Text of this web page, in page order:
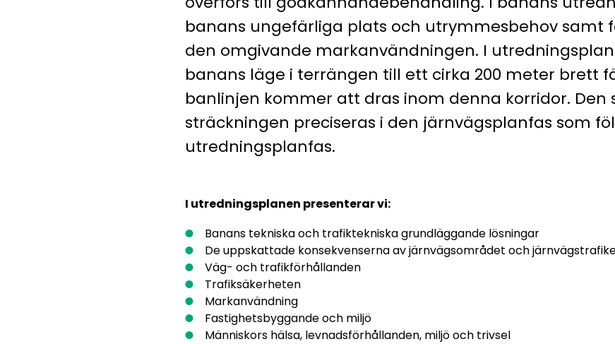
banans ungefärliga plats och utrymmesbehov samt
den omgivande markanvändningen. I
banans läge i terrängen till ett cirka 200 meter brett
banlinjen kommer att dras inom denna korridor. Den
sträckningen preciseras i den järnvägsplanfas som
utredningsplanfas.
I utredningsplanen presenterar vi:
Banans tekniska och trafiktekniska grundläggande lösningar
De uppskattade konsekvenserna av järnvägsområdet och
Väg- och trafikförhållanden
Trafiksäkerheten
Markanvändning
Fastighetsbyggande och miljö
Människors hälsa, levnadsförhållanden, miljö och trivsel